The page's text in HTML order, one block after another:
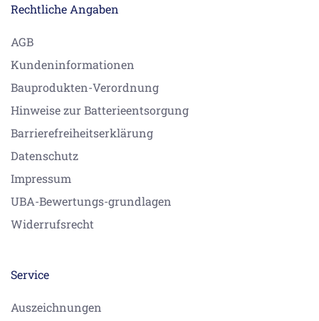
Rechtliche Angaben
AGB
Kundeninformationen
Bauprodukten-Verordnung
Hinweise zur Batterieentsorgung
Barrierefreiheitserklärung
Datenschutz
Impressum
UBA-Bewertungs-grundlagen
Widerrufsrecht
Service
Auszeichnungen